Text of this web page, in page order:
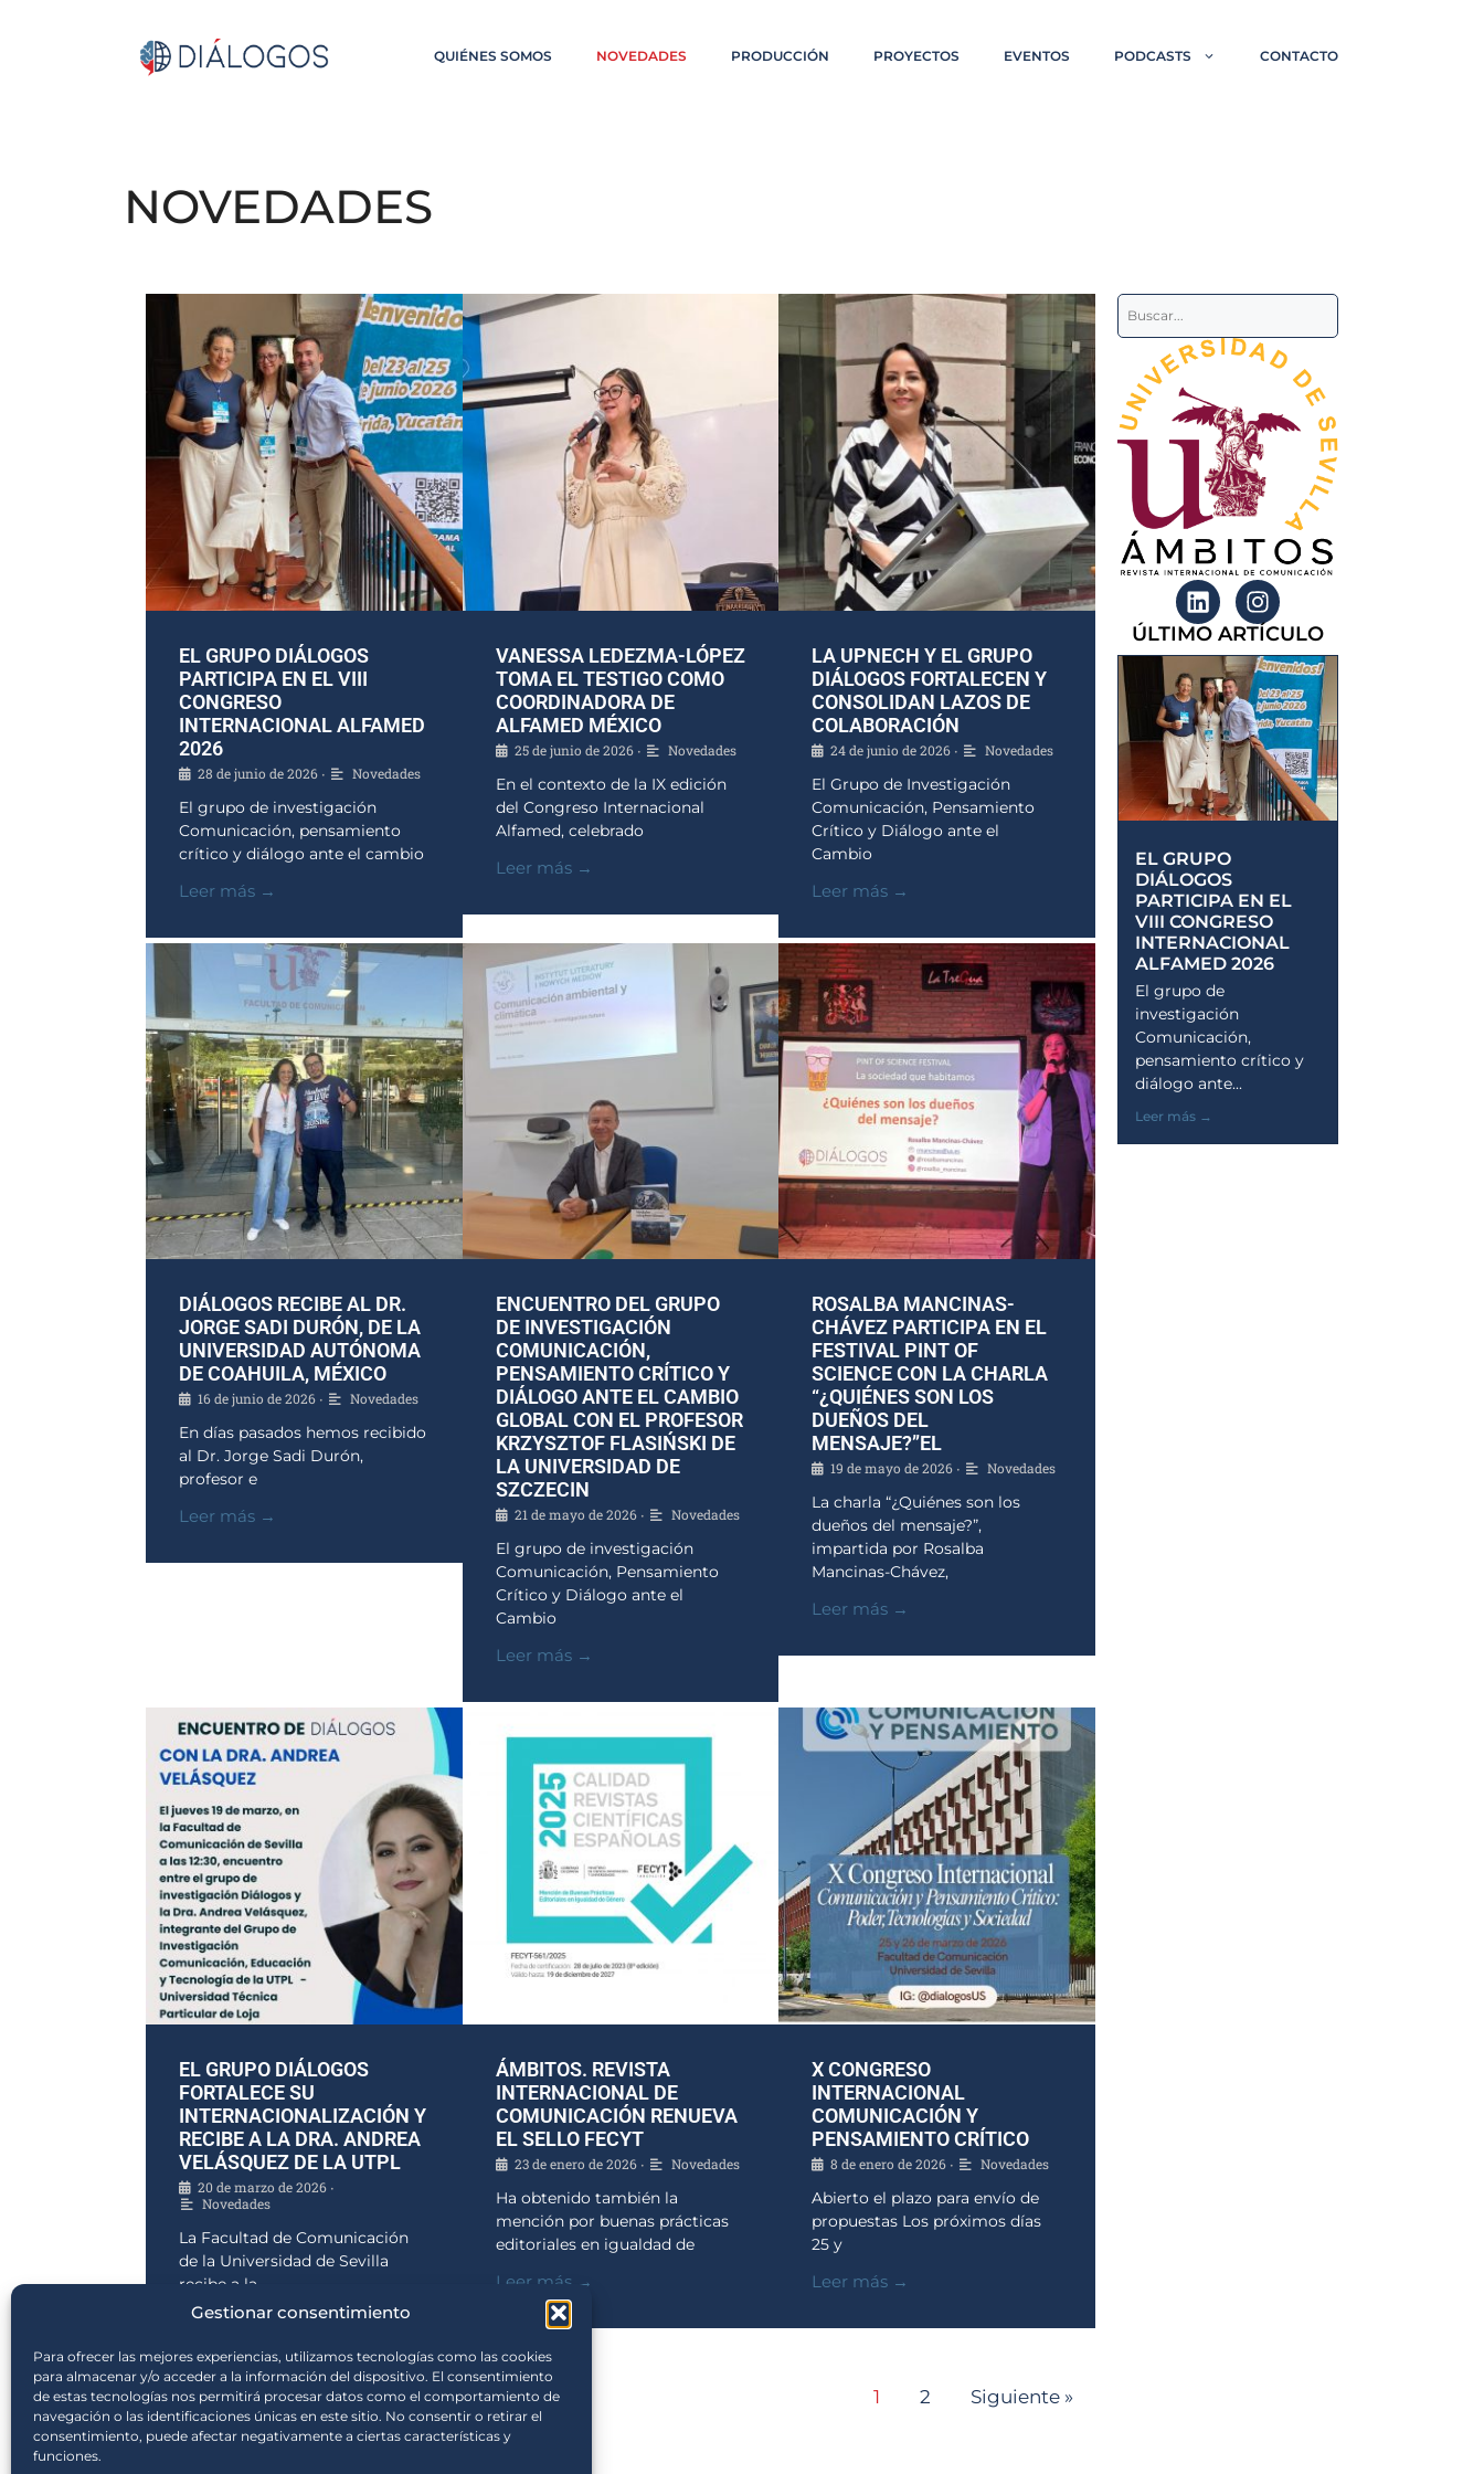
Gestionar consentimiento
Para ofrecer las mejores experiencias, utilizamos tecnologías como las cookies
para almacenar y/o acceder a la información del dispositivo. El consentimiento
de estas tecnologías nos permitirá procesar datos como el comportamiento de
navegación o las identificaciones únicas en este sitio. No consentir o retirar el
consentimiento, puede afectar negativamente a ciertas características y
funciones.
QUIÉNES SOMOS NOVEDADES PRODUCCIÓN PROYECTOS EVENTOS PODCASTS CONTACTO
NOVEDADES
EL GRUPO DIÁLOGOS
PARTICIPA EN EL VIII
CONGRESO
INTERNACIONAL ALFAMED
2026
28 de junio de 2026 • Novedades
El grupo de investigación
Comunicación, pensamiento
crítico y diálogo ante el cambio
Leer más →
VANESSA LEDEZMA-LÓPEZ
TOMA EL TESTIGO COMO
COORDINADORA DE
ALFAMED MÉXICO
25 de junio de 2026 • Novedades
En el contexto de la IX edición
del Congreso Internacional
Alfamed, celebrado
Leer más →
LA UPNECH Y EL GRUPO
DIÁLOGOS FORTALECEN Y
CONSOLIDAN LAZOS DE
COLABORACIÓN
24 de junio de 2026 • Novedades
El Grupo de Investigación
Comunicación, Pensamiento
Crítico y Diálogo ante el
Cambio
Leer más →
DIÁLOGOS RECIBE AL DR.
JORGE SADI DURÓN, DE LA
UNIVERSIDAD AUTÓNOMA
DE COAHUILA, MÉXICO
16 de junio de 2026 • Novedades
En días pasados hemos recibido
al Dr. Jorge Sadi Durón,
profesor e
Leer más →
ENCUENTRO DEL GRUPO
DE INVESTIGACIÓN
COMUNICACIÓN,
PENSAMIENTO CRÍTICO Y
DIÁLOGO ANTE EL CAMBIO
GLOBAL CON EL PROFESOR
KRZYSZTOF FLASIŃSKI DE
LA UNIVERSIDAD DE
SZCZECIN
21 de mayo de 2026 • Novedades
El grupo de investigación
Comunicación, Pensamiento
Crítico y Diálogo ante el
Cambio
Leer más →
ROSALBA MANCINAS-
CHÁVEZ PARTICIPA EN EL
FESTIVAL PINT OF
SCIENCE CON LA CHARLA
“¿QUIÉNES SON LOS
DUEÑOS DEL
MENSAJE?”EL
19 de mayo de 2026 • Novedades
La charla “¿Quiénes son los
dueños del mensaje?”,
impartida por Rosalba
Mancinas-Chávez,
Leer más →
EL GRUPO DIÁLOGOS
FORTALECE SU
INTERNACIONALIZACIÓN Y
RECIBE A LA DRA. ANDREA
VELÁSQUEZ DE LA UTPL
20 de marzo de 2026 •
Novedades
La Facultad de Comunicación
de la Universidad de Sevilla
recibe a la
Leer más →
ÁMBITOS. REVISTA
INTERNACIONAL DE
COMUNICACIÓN RENUEVA
EL SELLO FECYT
23 de enero de 2026 • Novedades
Ha obtenido también la
mención por buenas prácticas
editoriales en igualdad de
Leer más →
X CONGRESO
INTERNACIONAL
COMUNICACIÓN Y
PENSAMIENTO CRÍTICO
8 de enero de 2026 • Novedades
Abierto el plazo para envío de
propuestas Los próximos días
25 y
Leer más →
1 2 Siguiente »
ÚLTIMO ARTÍCULO
EL GRUPO
DIÁLOGOS
PARTICIPA EN EL
VIII CONGRESO
INTERNACIONAL
ALFAMED 2026
El grupo de
investigación
Comunicación,
pensamiento crítico y
diálogo ante...
Leer más →